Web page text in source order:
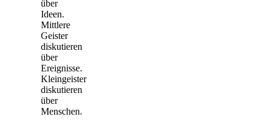
über
Ideen.
Mittlere
Geister
diskutieren
über
Ereignisse.
Kleingeister
diskutieren
über
Menschen.